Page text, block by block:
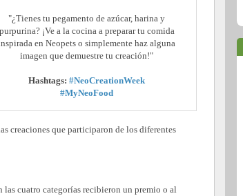
"¿Tienes tu pegamento de azúcar, harina y
purpurina? ¡Ve a la cocina a preparar tu comida
en Neopets o simplemente haz alguna
imagen que demuestre tu creación!"
Hashtags: #NeoCreationWeek
#MyNeoFood
creaciones que participaron de los diferentes
las cuatro categorías recibieron un premio o al